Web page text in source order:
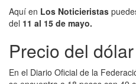
Aquí en Los Noticieristas
del 11 al 15 de mayo.
Precio del
En el Diario Oficial de la